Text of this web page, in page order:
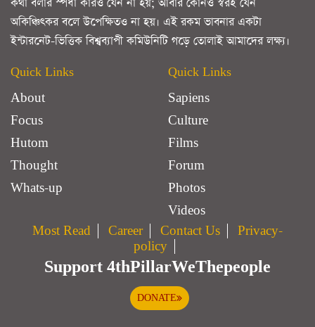
কথা বলার স্পর্ধা কারও যেন না হয়; আবার কোনও স্বরই যেন
অকিঞ্চিৎকর বলে উপেক্ষিতও না হয়। এই রকম ভাবনার একটা
ইন্টারনেট-ভিত্তিক বিশ্বব্যাপী কমিউনিটি গড়ে তোলাই আমাদের লক্ষ্য।
Quick Links
About
Focus
Hutom
Thought
Whats-up
Quick Links
Sapiens
Culture
Films
Forum
Photos
Videos
Most Read
Career Contact Us
Privacy-
policy
Support 4thPillarWeThepeople
DONATE